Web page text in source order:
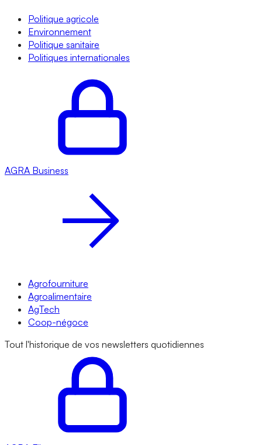
Politique agricole
Environnement
Politique sanitaire
Politiques internationales
AGRA Business
Agrofourniture
Agroalimentaire
AgTech
Coop-négoce
Tout l'historique de vos newsletters quotidiennes